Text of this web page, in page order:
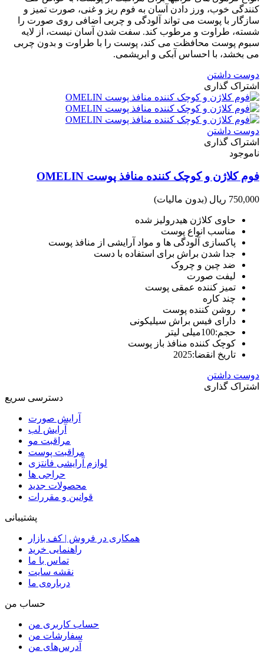
کنندگی خوب، ورز دادن آسان به فوم ریز و غنی، صورت تمیز و
سازگار با پوست می تواند آلودگی و چربی اضافی روی صورت را
شسته، طراوت و مرطوب کند. سفت شدن آسان نیست، از لایه
سبوم پوست محافظت می کند، پوست را با طراوت و بدون چربی
می بخشد، با احساس آبکی و ابریشمی.
دوست داشتن
اشتراک گذاری
دوست داشتن
اشتراک گذاری
ناموجود
فوم کلاژن و کوچک کننده منافذ پوست OMELIN
750,000 ریال (بدون مالیات)
حاوی کلاژن هیدرولیز شده
مناسب انواع پوست
پاکسازی آلودگی ها و مواد آرایشی از منافذ پوست
جدا شدن براش برای استفاده با دست
ضد چین و چروک
لیفت صورت
تمیز کننده عمقی پوست
چند کاره
روشن کننده پوست
دارای فیس براش سیلیکونی
حجم:100میلی لیتر
کوچک کننده منافذ باز پوست
تاریخ انقضا:2025
دوست داشتن
اشتراک گذاری
دسترسی سریع
آرایش صورت
آرایش لب
مراقبت مو
مراقبت پوست
لوازم آرایشی فانتزی
حراجی ها
محصولات جدید
قوانین و مقررات
پشتیبانی
همکاری در فروش | کف بازار
راهنمایی خرید
تماس با ما
نقشه سایت
درباره‌ی ما
حساب من
حساب کاربری من
سفارشات من
آدرس‌های من